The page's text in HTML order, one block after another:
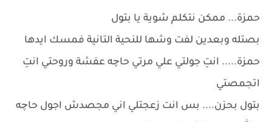
حمزة... ممكن نتكلم شوية يا بتول
بصتله وبعدين لفت وشها للنحية التانية فمسك ايدها
حمزة..... انتِ جولتي علي مرتي حاچه عفشة وروحتي انتِ
اتجمصتي
بتول بحزن.... بس انت زعجتلي اني مجصدش اجول حاچه